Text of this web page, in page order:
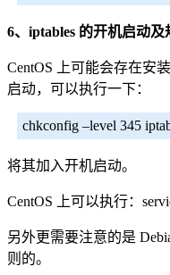
6、iptables 的开机启动及
CentOS 上可能会存在安
启动，可以执行一下：
chkconfig –level 345
将其加入开机启动。
CentOS 上可以执行：
另外更需要注意的是
则的。